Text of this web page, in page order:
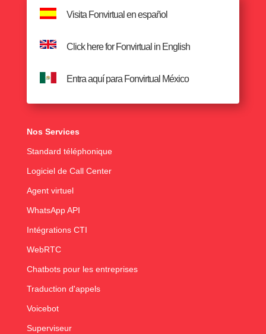
Visita Fonvirtual en español
Click here for Fonvirtual in English
Entra aquí para Fonvirtual México
Nos Services
Standard téléphonique
Logiciel de Call Center
Agent virtuel
WhatsApp API
Intégrations CTI
WebRTC
Chatbots pour les entreprises
Traduction d'appels
Voicebot
Superviseur